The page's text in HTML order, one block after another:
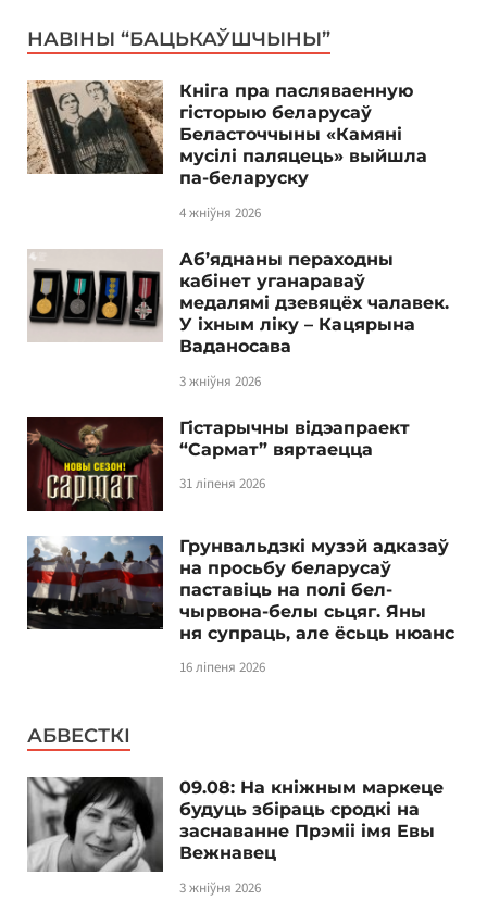
НАВІНЫ “БАЦЬКАЎШЧЫНЫ”
Кніга пра пасляваенную
гісторыю беларусаў
Беласточчыны «Камяні
мусілі паляцець» выйшла
па-беларуску
4 жніўня 2026
Аб’яднаны пераходны
кабінет уганараваў
медалямі дзевяцёх чалавек.
У іхным ліку – Кацярына
Ваданосава
3 жніўня 2026
Гістарычны відэапраект
“Сармат” вяртаецца
31 ліпеня 2026
Грунвальдзкі музэй адказаў
на просьбу беларусаў
паставіць на полі бел-
чырвона-белы сьцяг. Яны
ня супраць, але ёсьць нюанс
16 ліпеня 2026
АБВЕСТКІ
09.08: На кніжным маркеце
будуць збіраць сродкі на
заснаванне Прэміі імя Евы
Вежнавец
3 жніўня 2026